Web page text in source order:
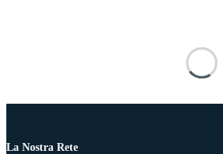
La Nostra Rete